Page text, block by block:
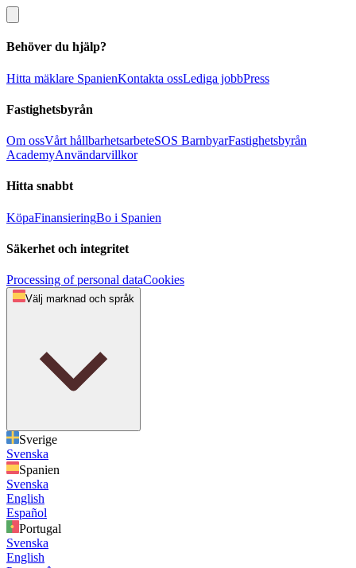
Behöver du hjälp?
Hitta mäklare SpanienKontakta ossLediga jobbPress
Fastighetsbyrån
Om ossVårt hållbarhetsarbeteSOS BarnbyarFastighetsbyrån
AcademyAnvändarvillkor
Hitta snabbt
KöpaFinansieringBo i Spanien
Säkerhet och integritet
Processing of personal dataCookies
Välj marknad och språk
Sverige
Svenska
Spanien
Svenska
English
Español
Portugal
Svenska
English